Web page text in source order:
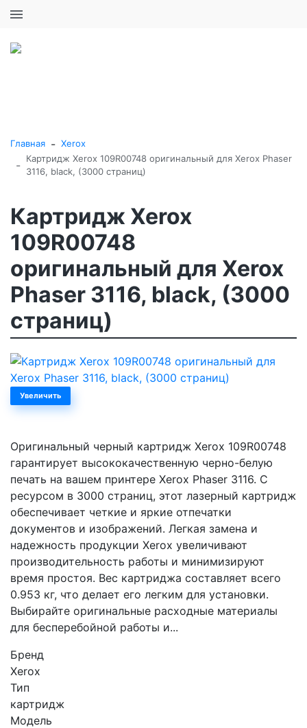
Главная - Xerox
-
Картридж Xerox 109R00748 оригинальный для Xerox Phaser
3116, black, (3000 страниц)
Картридж Xerox
109R00748
оригинальный для Xerox
Phaser 3116, black, (3000
страниц)
Увеличить
Оригинальный черный картридж Xerox 109R00748
гарантирует высококачественную черно-белую
печать на вашем принтере Xerox Phaser 3116. С
ресурсом в 3000 страниц, этот лазерный картридж
обеспечивает четкие и яркие отпечатки
документов и изображений. Легкая замена и
надежность продукции Xerox увеличивают
производительность работы и минимизируют
время простоя. Вес картриджа составляет всего
0.953 кг, что делает его легким для установки.
Выбирайте оригинальные расходные материалы
для бесперебойной работы и...
Бренд
Xerox
Тип
картридж
Модель